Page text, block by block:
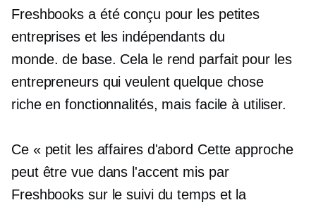
Freshbooks a été conçu pour les petites
entreprises et les indépendants du
monde.de base. Cela le rend parfait pour les
entrepreneurs qui veulent quelque chose
riche en fonctionnalités, mais facile à utiliser.
Ce « petit les affaires d'abord Cette approche
peut être vue dans l'accent mis par
Freshbooks sur le suivi du temps et la